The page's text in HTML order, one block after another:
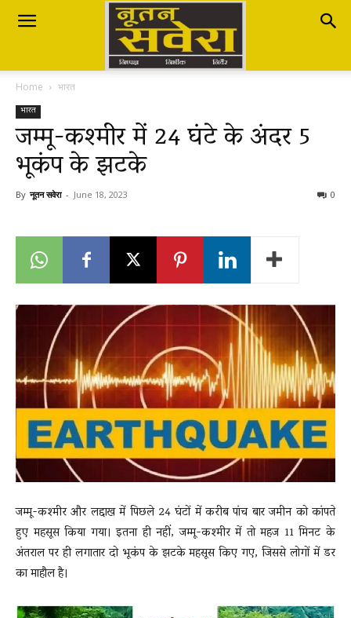
Nutan
Savera
नूतन
News
LIVE
Home भारत
भारत
जम्मू-कश्मीर में 24 घंटे के अंदर 5
भूकंप के झटके
By नूतन सवेरा - June 18, 2023 0
जम्मू-कश्मीर और लद्दाख में पिछले 24 घंटों में करीब पांच बार जमीन को कांपते
हुए महसूस किया गया। इतना ही नहीं, जम्मू-कश्मीर में तो महज 11 मिनट के
अंतराल पर ही लगातार दो भूकंप के झटके महसूस किए गए, जिससे लोगों में डर
का माहौल है।